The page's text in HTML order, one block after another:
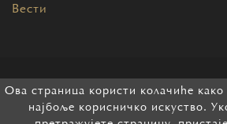
Ова страница користи колачиће
најбоље корисничко искуство.
Вести
2026 Београдска тврђава.